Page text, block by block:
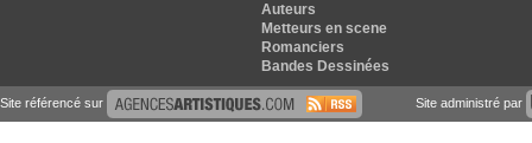
Auteurs
Metteurs en scene
Romanciers
Bandes Dessinées
Site référencé sur Site administré par